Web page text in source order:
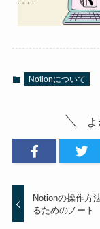
Notionについて
Notionの操作方
るためのノート